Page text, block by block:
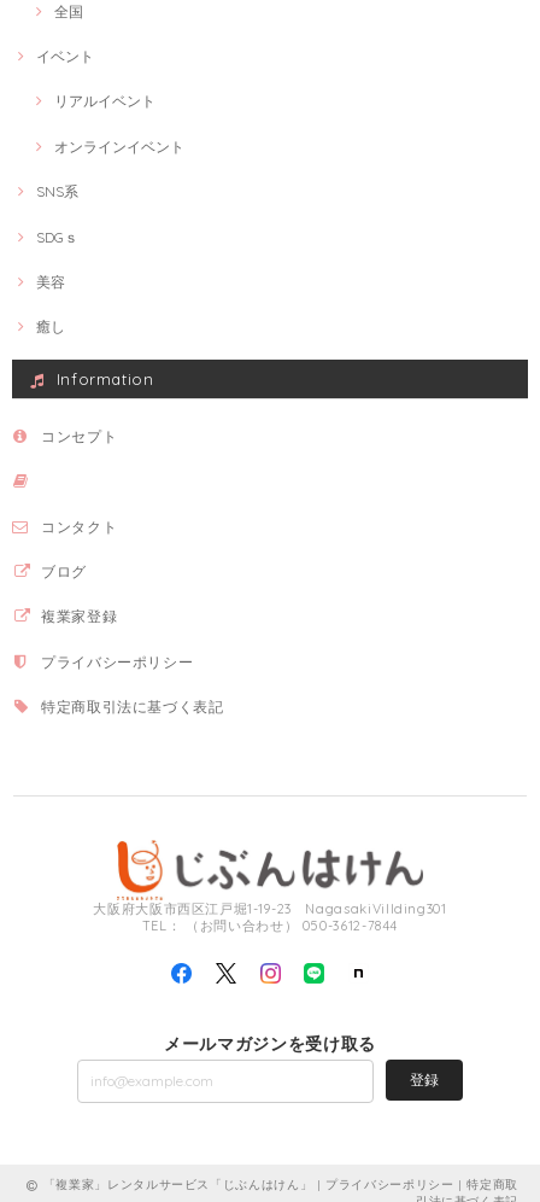
全国
イベント
リアルイベント
オンラインイベント
SNS系
SDGｓ
美容
癒し
Information
コンセプト
コンタクト
ブログ
複業家登録
プライバシーポリシー
特定商取引法に基づく表記
大阪府大阪市西区江戸堀1-19-23 NagasakiVillding301
TEL： （お問い合わせ） 050-3612-7844
メールマガジンを受け取る
登録
「複業家」レンタルサービス「じぶんはけん」 | プライバシーポリシー |特定商取